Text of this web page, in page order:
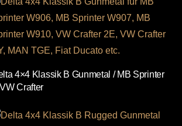
4×4 Klassik B Gunmetal / MB Sprinter
Crafter